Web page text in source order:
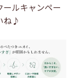
ルキャンペー
ね♪